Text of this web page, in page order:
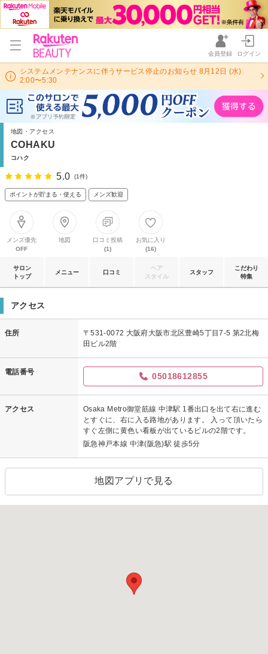
会員登録 ログイン
システムメンテナンスに伴うサービス停止のお知らせ 8月12日 (水)
2:00〜5:30
地図・アクセス
COHAKU
コハク
5.0 (1件)
ポイントが貯まる・使える メンズ歓迎
メンズ優先
OFF
地図
口コミ投稿
(1)
お気に入り
(16)
サロン
トップ
メニュー 口コミ
ヘア
スタイル
スタッフ
こだわり
特集
アクセス
住所
〒531-0072 大阪府大阪市北区豊崎5丁目7-5 第2北梅
田ビル2階
電話番号 05018612855
アクセス
Osaka Metro御堂筋線 中津駅 1番出口を出て右に進む
とすぐに、右に入る路地があります。 入って頂いたら
すぐ左側に黄色い看板が出ているビルの2階です。
阪急神戸本線 中津(阪急)駅 徒歩5分
地図アプリで見る